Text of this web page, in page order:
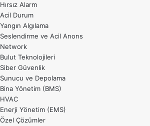
Hırsız Alarm
Acil Durum
Yangın Algılama
Seslendirme ve Acil Anons
Network
Bulut Teknolojileri
Siber Güvenlik
Sunucu ve Depolama
Bina Yönetim (BMS)
HVAC
Enerji Yönetim (EMS)
Özel Çözümler